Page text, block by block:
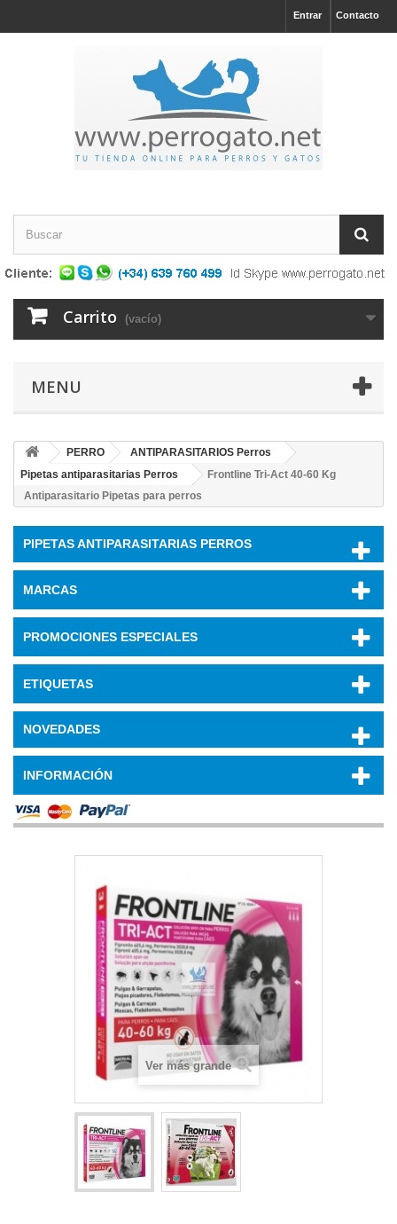
Contacto
Entrar
Carrito (vacío)
MENU
PERRO
ANTIPARASITARIOS Perros
Pipetas antiparasitarias Perros
Frontline Tri-Act 40-60 Kg
Antiparasitario Pipetas para perros
PIPETAS ANTIPARASITARIAS PERROS
MARCAS
PROMOCIONES ESPECIALES
ETIQUETAS
NOVEDADES
INFORMACIÓN
Ver más grande